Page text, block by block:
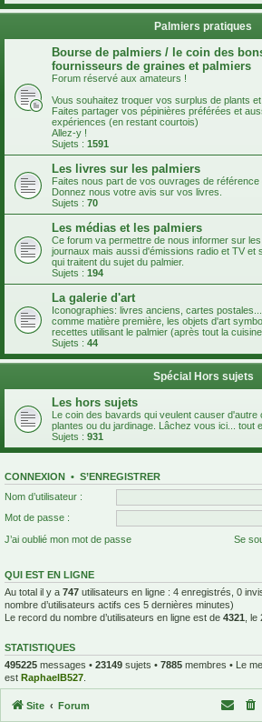
Palmiers pratiques
Bourse de palmiers / le coin des
fournisseurs de graines et palmiers
Forum réservé aux amateurs !
Vous souhaitez troquer vos surplus de plants
Faites partager vos pépinières préférées et
expériences (en restant courtois)
Allez-y !
Sujets : 1591
Les livres sur les palmiers
Faites nous part de vos ouvrages de référence
Donnez nous votre avis sur vos livres.
Sujets : 70
Les médias et les palmiers
Ce forum va permettre de nous informer sur
journaux mais aussi d'émissions radio et TV et
qui traitent du sujet du palmier.
Sujets : 194
La galerie d'art
Iconographies: livres anciens, cartes
comme matière première, les objets d'art
recettes utilisant le palmier (après tout la
Sujets : 44
Spécial Hors sujets
Les hors sujets
Le coin des bavards qui veulent causer d'autre
plantes ou du jardinage. Lâchez vous ici... tout
Sujets : 931
CONNEXION • S’ENREGISTRER
Nom d’utilisateur :
Mot de passe :
J’ai oublié mon mot de passe
Se
QUI EST EN LIGNE
Au total il y a 747 utilisateurs en ligne : 4 enregistrés, 0
nombre d’utilisateurs actifs ces 5 dernières minutes)
Le record du nombre d’utilisateurs en ligne est de 4321 ,
STATISTIQUES
495225 messages • 23149 sujets • 7885 membres • Le
est RaphaelB527
Site Forum